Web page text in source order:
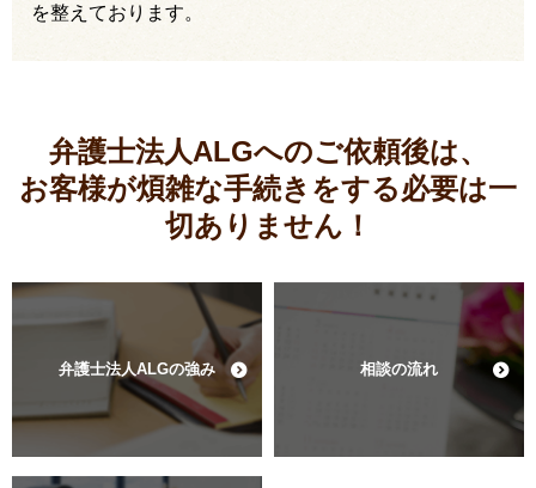
を整えております。
弁護士法人ALGへのご依頼後は、
お客様が煩雑な手続きをする必要は一
切ありません！
弁護士法人ALGの強み 相談の流れ